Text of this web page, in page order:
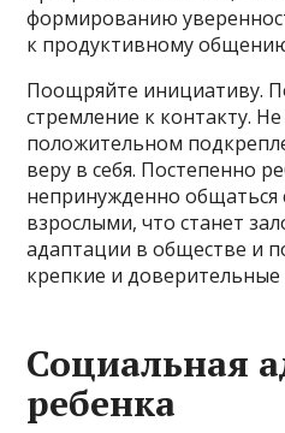
формированию
к продуктивному
Поощряйте инициативу.
стремление к контакту.
положительном
веру в себя. Постепенно
непринужденно общаться
взрослыми, что станет
адаптации в обществе и
крепкие и
Социальная
ребенка